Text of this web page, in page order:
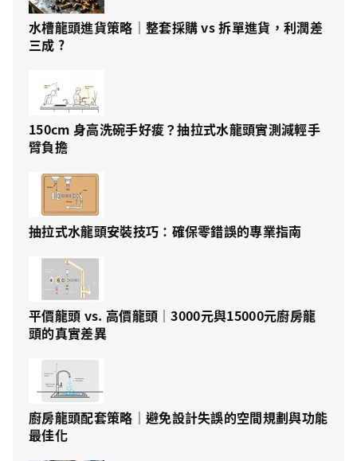
水槽龍頭進貨策略｜整套採購 vs 拆單進貨，利潤差
三成 ?
150cm 身高洗碗手好痠？抽拉式水龍頭實測減輕手
臂負擔
抽拉式水龍頭安裝技巧：確保零錯誤的專業指南
平價龍頭 vs. 高價龍頭｜3000元與15000元廚房龍
頭的真實差異
廚房龍頭配套策略｜避免設計失誤的空間規劃與功能
最佳化